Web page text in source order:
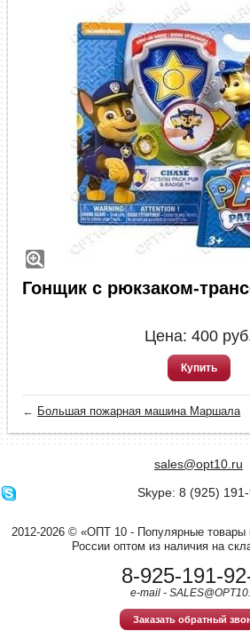
Гонщик с рюкзаком-
Цена: 400
Купить
← Большая пожарная машина Маршала
sales@opt10.ru
Skype: 8 (925)
2012-2026 © «ОПТ 10 - Популярные
России оптом из наличия на
8-925-191-
e-mail -
Заказать обратный